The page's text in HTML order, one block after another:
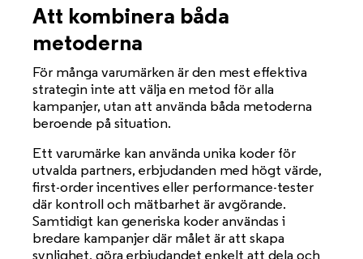
Att kombinera båda
metoderna
För många varumärken är den mest effektiva
strategin inte att välja en metod för alla
kampanjer, utan att använda båda metoderna
beroende på situation.
Ett varumärke kan använda unika koder för
utvalda partners, erbjudanden med högt värde,
first-order incentives eller performance-tester
där kontroll och mätbarhet är avgörande.
Samtidigt kan generiska koder användas i
bredare kampanjer där målet är att skapa
synlighet, göra erbjudandet enkelt att dela och